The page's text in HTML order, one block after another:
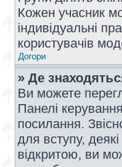
Кожен учасник
індивідуальні
користувачів
Догори
» Де
Ви можете
Панелі
посилання.
для вступу,
відкритою, ви